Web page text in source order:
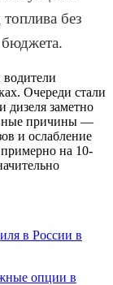
топлива без
водители
Очереди стали
дизеля заметно
причины —
и ослабление
на 10-
в России в
опции в